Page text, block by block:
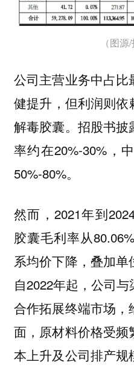
（图源
公司主营业务中占
健提升，但利润则
解毒胶囊。招股书
率约在20%-30%，
50%-80%。
然而，2021年到
胶囊毛利率从
系均价下降，叠加单
自2022年起，公司
合作拓展终端市场
面，原材料价格受
本上升及公司排产